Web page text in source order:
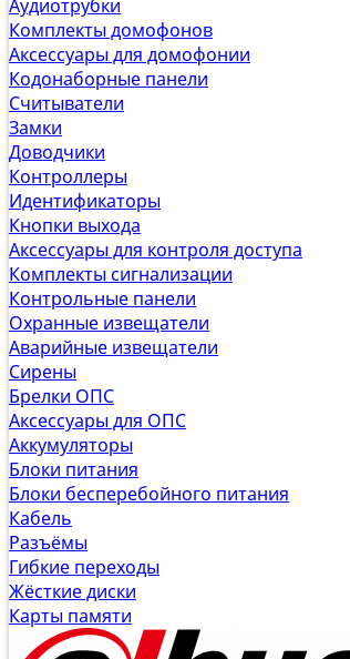
Аудиотрубки
Комплекты домофонов
Аксессуары для домофонии
Кодонаборные панели
Считыватели
Замки
Доводчики
Контроллеры
Идентификаторы
Кнопки выхода
Аксессуары для контроля доступа
Комплекты сигнализации
Контрольные панели
Охранные извещатели
Аварийные извещатели
Сирены
Брелки ОПС
Аксессуары для ОПС
Аккумуляторы
Блоки питания
Блоки бесперебойного питания
Кабель
Разъёмы
Гибкие переходы
Жёсткие диски
Карты памяти